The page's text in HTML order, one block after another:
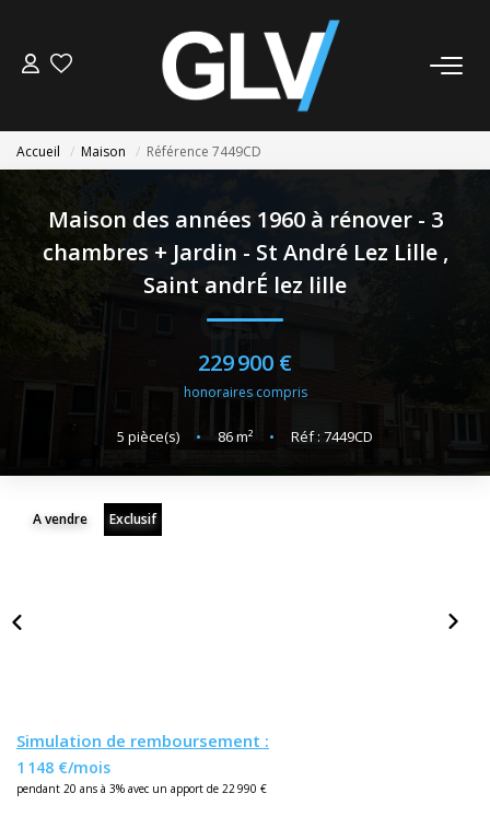
LOCATION
GESTION
NOS AGENCES
Nos Agences
Accueil Maison Référence 7449CD
Maison des années 1960 à rénover - 3
chambres + Jardin - St André Lez Lille ,
Saint andrÉ lez lille
229 900 €
honoraires compris
5 pièce(s) • 86m² • Réf : 7449CD
A vendre Exclusif
Simulation de remboursement :
1 148 €/mois
pendant 20 ans à 3% avec un apport de 22 990 €